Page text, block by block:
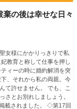
の後は幸せな日々
女様にかかりっきりで私
教育と称して仕事を押し
ィーの時に婚約解消を突
て許せません。 でも、こ
さとお別れしましょう。
載されました。 ◇第17回